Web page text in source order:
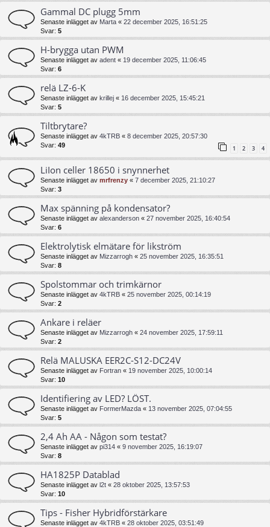
Gammal DC plugg 5mm
Senaste inlägget av Marta « 22 december 2025, 16:51:25
Svar: 5
H-brygga utan PWM
Senaste inlägget av adent « 19 december 2025, 11:06:45
Svar: 6
relä LZ-6-K
Senaste inlägget av krillej « 16 december 2025, 15:45:21
Svar: 5
Tiltbrytare?
Senaste inlägget av 4kTRB « 8 december 2025, 20:57:30
Svar: 49 1 2 3 4
LiIon celler 18650 i snynnerhet
Senaste inlägget av mrfrenzy « 7 december 2025, 21:10:27
Svar: 3
Max spänning på kondensator?
Senaste inlägget av alexanderson « 27 november 2025, 16:40:54
Svar: 6
Elektrolytisk elmätare för likström
Senaste inlägget av Mizzarrogh « 25 november 2025, 16:35:51
Svar: 8
Spolstommar och trimkärnor
Senaste inlägget av 4kTRB « 25 november 2025, 00:14:19
Svar: 2
Ankare i reläer
Senaste inlägget av Mizzarrogh « 24 november 2025, 17:59:11
Svar: 2
Relä MALUSKA EER2C-S12-DC24V
Senaste inlägget av Fortran « 19 november 2025, 10:00:14
Svar: 10
Identifiering av LED? LÖST.
Senaste inlägget av FormerMazda « 13 november 2025, 07:04:55
Svar: 5
2,4 Ah AA - Någon som testat?
Senaste inlägget av pi314 « 9 november 2025, 16:19:07
Svar: 8
HA1825P Datablad
Senaste inlägget av l2t « 28 oktober 2025, 13:57:53
Svar: 10
Tips - Fisher Hybridförstärkare
Senaste inlägget av 4kTRB « 28 oktober 2025, 03:51:49